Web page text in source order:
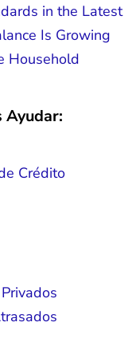
in the Latest
Is Growing
Household
Ayudar:
Crédito